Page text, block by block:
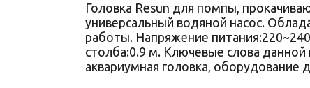
Головка Resun для помпы,
универсальный водяной насос.
работы. Напряжение
столба:0.9 м. Ключевые слова данной
аквариумная головка, оборудование